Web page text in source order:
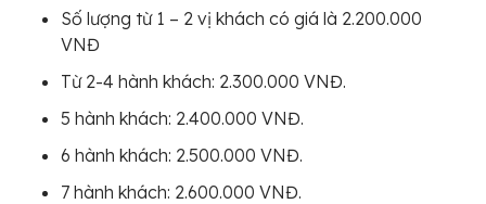
Số lượng từ 1 – 2 vị khách có giá là 2.200.000
VNĐ
Từ 2-4 hành khách: 2.300.000 VNĐ.
5 hành khách: 2.400.000 VNĐ.
6 hành khách: 2.500.000 VNĐ.
7 hành khách: 2.600.000 VNĐ.